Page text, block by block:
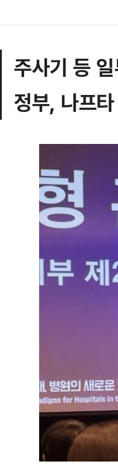
주사기 등
정부, 나프